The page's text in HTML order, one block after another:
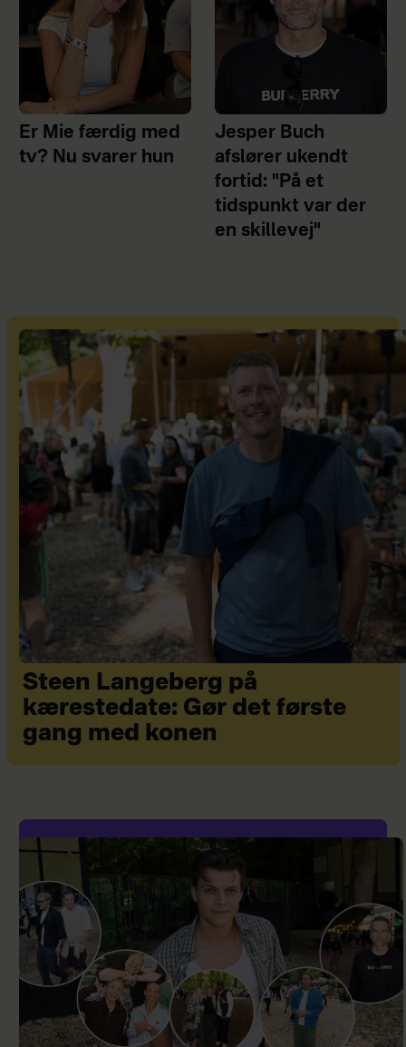
Er Mie færdig med
tv? Nu svarer hun
Jesper Buch
afslører ukendt
fortid: "På et
tidspunkt var der
en skillevej"
Steen Langeberg på
kærestedate: Gør det første
gang med konen